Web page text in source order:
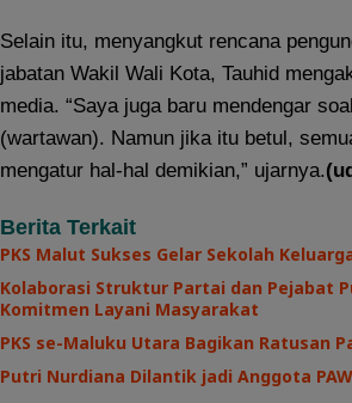
Selain itu, menyangkut rencana
jabatan Wakil Wali Kota, Tauhid
media. “Saya juga baru mendengar
(wartawan). Namun jika itu betul,
mengatur hal-hal demikian,” ujarnya.
Berita Terkait
PKS Malut Sukses Gelar Sekolah
Kolaborasi Struktur Partai dan Pejabat
Komitmen Layani Masyarakat
PKS se-Maluku Utara Bagikan Ratusan
Putri Nurdiana Dilantik jadi Anggota